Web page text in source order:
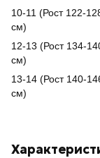
10-11 (Рост 122-
см)
12-13 (Рост 134-
см)
13-14 (Рост 140-
см)